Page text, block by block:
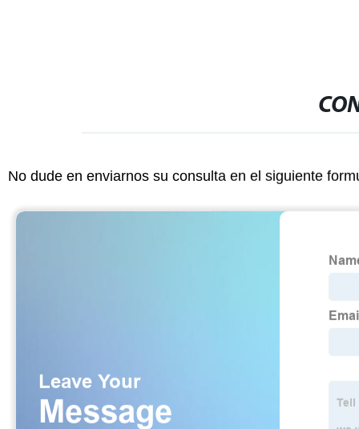
No dude en enviarnos su consulta en el siguiente